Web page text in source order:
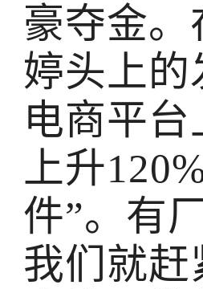
豪夺金
婷头上
电商平
上升
件”。有
我们就